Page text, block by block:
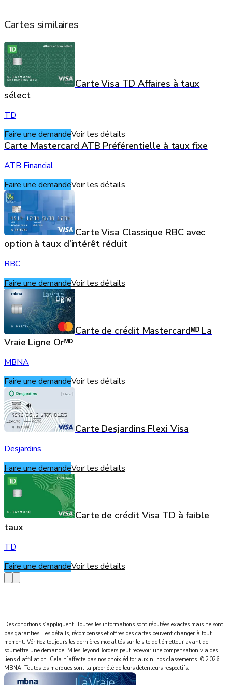
Cartes similaires
Carte Visa TD Affaires à taux
sélect
TD
Faire une demandeVoir les détails
Carte Mastercard ATB Préférentielle à taux fixe
ATB Financial
Faire une demandeVoir les détails
Carte Visa Classique RBC avec
option à taux d’intérêt réduit
RBC
Faire une demandeVoir les détails
Carte de crédit Mastercardᴹᴰ La
Vraie Ligne Orᴹᴰ
MBNA
Faire une demandeVoir les détails
Carte Desjardins Flexi Visa
Desjardins
Faire une demandeVoir les détails
Carte de crédit Visa TD à faible
taux
TD
Faire une demandeVoir les détails
Des conditions s’appliquent. Toutes les informations sont réputées exactes mais ne sont
pas garanties. Les détails, récompenses et offres des cartes peuvent changer à tout
moment. Vérifiez toujours les dernières modalités sur le site de l’émetteur avant de
soumettre une demande. MilesBeyondBorders peut recevoir une compensation via des
liens d’affiliation. Cela n’affecte pas nos choix éditoriaux ni nos classements. © 2026
MBNA. Toutes les marques sont la propriété de leurs détenteurs respectifs.